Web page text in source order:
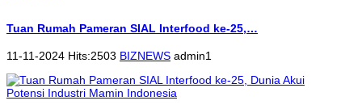
Tuan Rumah Pameran SIAL Interfood ke-25,…
11-11-2024 Hits:2503 BIZNEWS admin1